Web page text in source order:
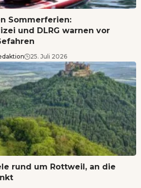
Sommerferien:
und DLRG warnen vor
25. Juli 2026
rund um Rottweil, an die